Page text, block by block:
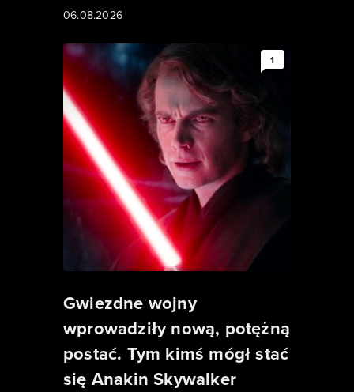
06.08.2026
1
Gwiezdne wojny
wprowadziły nową, potężną
postać. Tym kimś mógł stać
się Anakin Skywalker